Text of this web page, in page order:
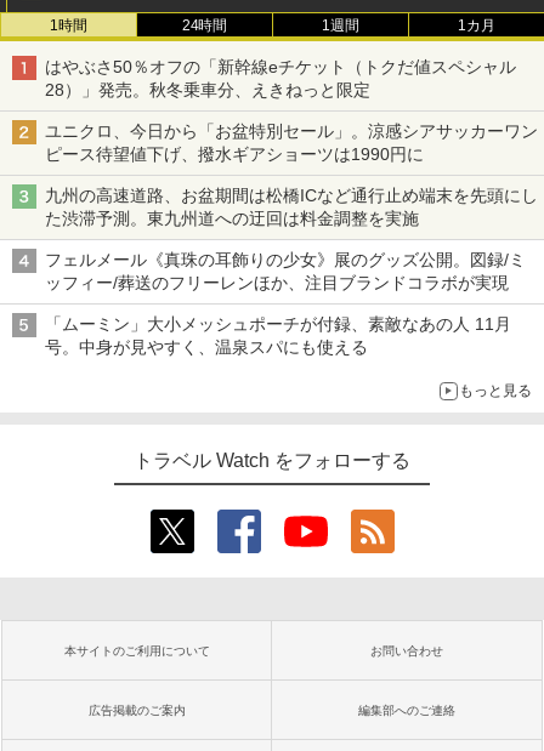
1時間 24時間 1週間 1カ月
はやぶさ50％オフの「新幹線eチケット（トクだ値スペシャル
28）」発売。秋冬乗車分、えきねっと限定
ユニクロ、今日から「お盆特別セール」。涼感シアサッカーワン
ピース待望値下げ、撥水ギアショーツは1990円に
九州の高速道路、お盆期間は松橋ICなど通行止め端末を先頭にし
た渋滞予測。東九州道への迂回は料金調整を実施
フェルメール《真珠の耳飾りの少女》展のグッズ公開。図録/ミ
ッフィー/葬送のフリーレンほか、注目ブランドコラボが実現
「ムーミン」大小メッシュポーチが付録、素敵なあの人 11月
号。中身が見やすく、温泉スパにも使える
もっと見る
トラベル Watch をフォローする
本サイトのご利用について お問い合わせ
広告掲載のご案内 編集部へのご連絡